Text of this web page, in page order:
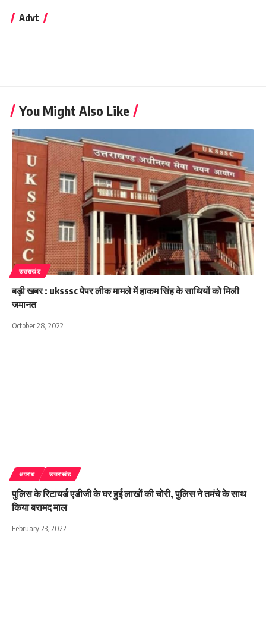
Advt
You Might Also Like
उत्तराखंड
बड़ी खबर : uksssc पेपर लीक मामले में हाकम सिंह के साथियों को मिली
जमानत
October 28, 2022
अपराध उत्तराखंड
पुलिस के रिटायर्ड एडीजी के घर हुई लाखों की चोरी, पुलिस ने तमंचे के साथ
किया बरामद माल
February 23, 2022